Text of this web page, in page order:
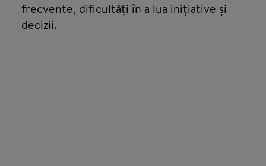
frecvente, dificultăți în a lua inițiative și
decizii.